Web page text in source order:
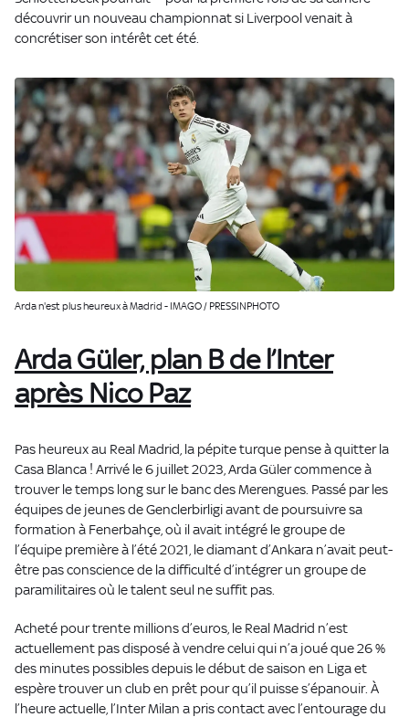
découvrir un nouveau championnat si Liverpool venait à
concrétiser son intérêt cet été.
Arda n'est plus heureux à Madrid - IMAGO / PRESSINPHOTO
Arda Güler, plan B de l’Inter
après Nico Paz
Pas heureux au Real Madrid, la pépite turque pense à quitter la
Casa Blanca ! Arrivé le 6 juillet 2023, Arda Güler commence à
trouver le temps long sur le banc des Merengues. Passé par les
équipes de jeunes de Genclerbirligi avant de poursuivre sa
formation à Fenerbahçe, où il avait intégré le groupe de
l’équipe première à l’été 2021, le diamant d’Ankara n’avait peut-
être pas conscience de la difficulté d’intégrer un groupe de
paramilitaires où le talent seul ne suffit pas.
Acheté pour trente millions d’euros, le Real Madrid n’est
actuellement pas disposé à vendre celui qui n’a joué que 26 %
des minutes possibles depuis le début de saison en Liga et
espère trouver un club en prêt pour qu’il puisse s’épanouir. À
l’heure actuelle, l’Inter Milan a pris contact avec l’entourage du